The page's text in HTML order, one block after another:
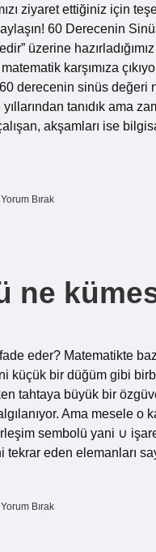
ziyaret ettiğiniz için
60 Derecenin
üzerine
karşımıza
derecenin sinüs değeri
tanıdık ama
akşamları ise
Yorum Bırak
ne
eder? Matematikte
küçük bir düğüm gibi
tahtaya büyük bir
Ama mesele o
sembolü yani ∪
tekrar eden elemanları
Yorum Bırak